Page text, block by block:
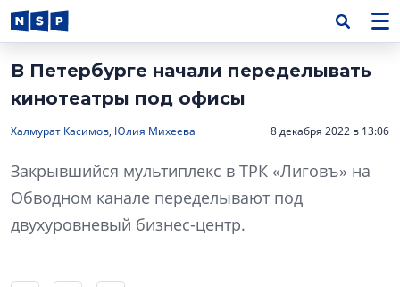
В Петербурге начали переделывать
кинотеатры под офисы
Халмурат Касимов, Юлия Михеева 8 декабря 2022 в 13:06
Закрывшийся мультиплекс в ТРК «Лиговъ» на
Обводном канале переделывают под
двухуровневый бизнес-центр.